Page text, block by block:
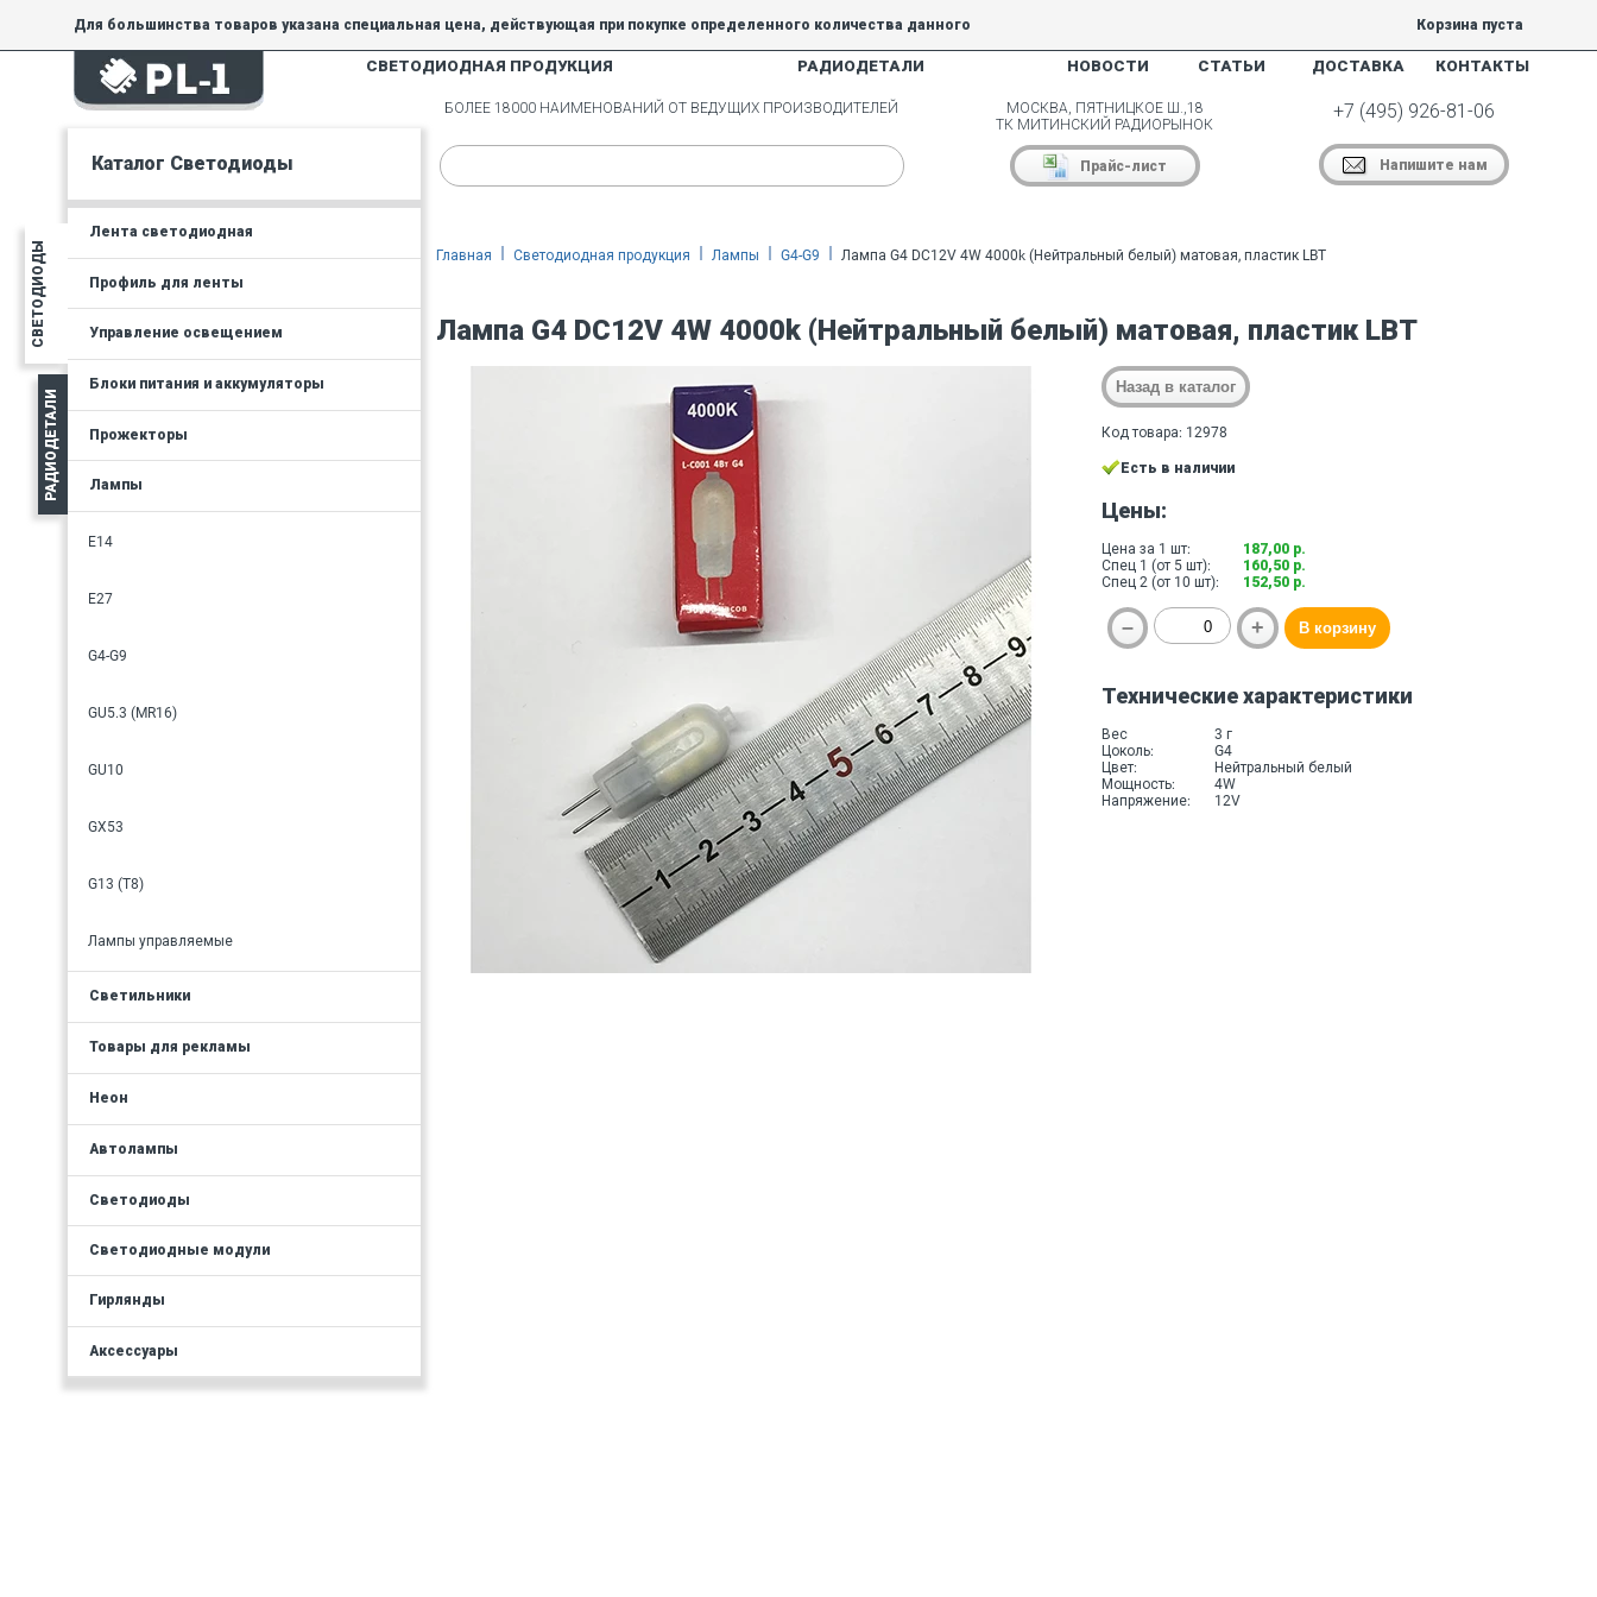
Для большинства товаров указана специальная цена, действующая при покупке определенного количества данного
товара.
На товары, купленные по специальной цене, общие скидки 5% и 10% не действуют.
Корзина пуста
СВЕТОДИОДНАЯ ПРОДУКЦИЯ РАДИОДЕТАЛИ НОВОСТИ СТАТЬИ ДОСТАВКА КОНТАКТЫ
СВЕТОДИОДЫ
РАДИОДЕТАЛИ
Каталог Светодиоды
Лента светодиодная
Профиль для ленты
Управление освещением
Блоки питания и аккумуляторы
Прожекторы
Лампы
E14
E27
G4-G9
GU5.3 (MR16)
GU10
GX53
G13 (T8)
Лампы управляемые
Светильники
Товары для рекламы
Неон
Автолампы
Светодиоды
Светодиодные модули
Гирлянды
Аксессуары
БОЛЕЕ 18000 НАИМЕНОВАНИЙ ОТ ВЕДУЩИХ ПРОИЗВОДИТЕЛЕЙ
МОСКВА, ПЯТНИЦКОЕ Ш.,18
ТК МИТИНСКИЙ РАДИОРЫНОК
Прайс-лист
+7 (495) 926-81-06
Напишите нам
Главная Светодиодная продукция Лампы G4-G9 Лампа G4 DC12V 4W 4000k (Нейтральный белый) матовая, пластик LBT
Лампа G4 DC12V 4W 4000k (Нейтральный белый) матовая, пластик LBT
Код товара: 12978
Есть в наличии
Цены:
Цена за 1 шт:
187,00 р.
Спец 1 (от 5 шт):
160,50 р.
Спец 2 (от 10 шт):
152,50 р.
Технические характеристики
Вес
3 г
Цоколь:
G4
Цвет:
Нейтральный белый
Мощность:
4W
Напряжение:
12V